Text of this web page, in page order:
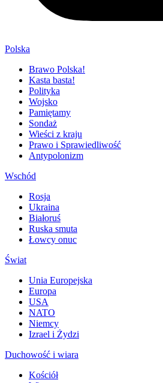
Polska
Brawo Polska!
Kasta basta!
Polityka
Wojsko
Pamiętamy
Sondaż
Wieści z kraju
Prawo i Sprawiedliwość
Antypolonizm
Wschód
Rosja
Ukraina
Białoruś
Ruska smuta
Łowcy onuc
Świat
Unia Europejska
Europa
USA
NATO
Niemcy
Izrael i Żydzi
Duchowość i wiara
Kościół